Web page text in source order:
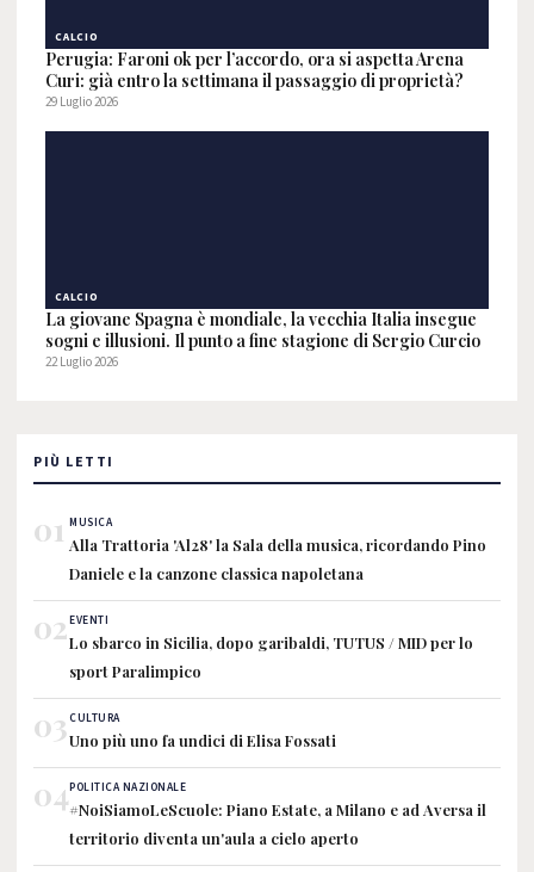
CALCIO
Perugia: Faroni ok per l’accordo, ora si aspetta Arena
Curi: già entro la settimana il passaggio di proprietà?
29 Luglio 2026
CALCIO
La giovane Spagna è mondiale, la vecchia Italia insegue
sogni e illusioni. Il punto a fine stagione di Sergio Curcio
22 Luglio 2026
PIÙ LETTI
01 MUSICA
Alla Trattoria 'Al28' la Sala della musica, ricordando Pino
Daniele e la canzone classica napoletana
02EVENTI
Lo sbarco in Sicilia, dopo garibaldi, TUTUS / MID per lo
sport Paralimpico
03CULTURA
Uno più uno fa undici di Elisa Fossati
04POLITICA NAZIONALE
#NoiSiamoLeScuole: Piano Estate, a Milano e ad Aversa il
territorio diventa un'aula a cielo aperto